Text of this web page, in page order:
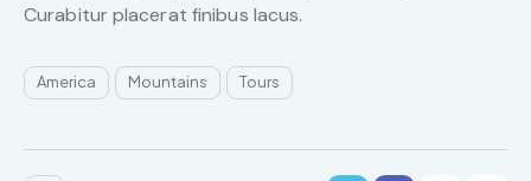
Curabitur placerat finibus lacus.
America Mountains Tours